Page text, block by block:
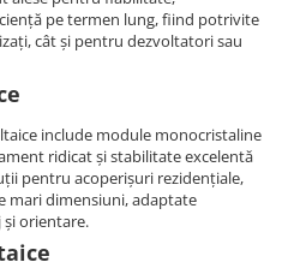
-
putere
pe termen lung, fiind potrivite
cât și pentru dezvoltatori sau
include module monocristaline
ridicat și stabilitate excelentă
pentru acoperișuri rezidențiale,
mari dimensiuni, adaptate
orientare.